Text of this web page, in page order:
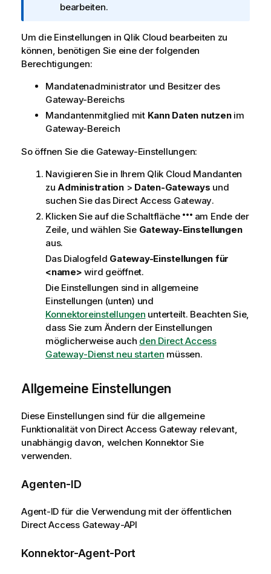
e
i
s
bearbeiten.
Um die Einstellungen in Qlik Cloud bearbeiten zu
können, benötigen Sie eine der folgenden
Berechtigungen:
Mandatenadministrator und Besitzer des
Gateway-Bereichs
Mandantenmitglied mit Kann Daten nutzenim
Gateway-Bereich
So öffnen Sie die Gateway-Einstellungen:
Navigieren Sie in Ihrem Qlik Cloud Mandanten
zu Administration> Daten-Gateways und
suchen Sie das Direct Access Gateway.
Klicken Sie auf die Schaltfläche
am Ende der
Zeile, und wählen Sie Gateway-Einstellungen
aus.
Das Dialogfeld Gateway-Einstellungen für
<name>wird geöffnet.
Die Einstellungen sind in allgemeine
Einstellungen (unten) und
Konnektoreinstellungen unterteilt. Beachten Sie,
dass Sie zum Ändern der Einstellungen
möglicherweise auch den Direct Access
Gateway-Dienst neu starten müssen.
Allgemeine Einstellungen
Diese Einstellungen sind für die allgemeine
Funktionalität von Direct Access Gateway relevant,
unabhängig davon, welchen Konnektor Sie
verwenden.
Agenten-ID
Agent-ID für die Verwendung mit der öffentlichen
Direct Access Gateway-API
Konnektor-Agent-Port